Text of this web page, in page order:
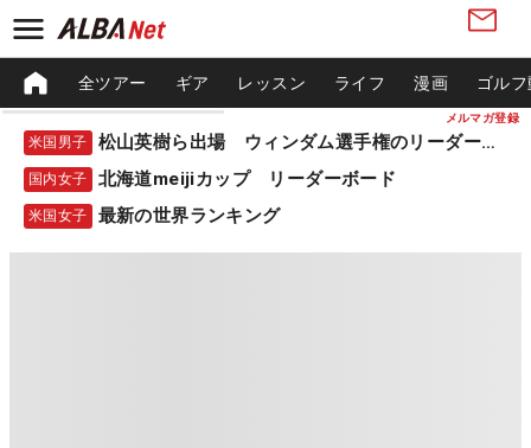
メルマガ登録
全ツアー ギア レッスン ライフ 漫画 ゴル
米国男子 松山英樹ら出場 ウィンダム選手権のリーダーボード
国内女子 北海道meijiカップ リーダーボード
米国女子 最新の世界ランキング